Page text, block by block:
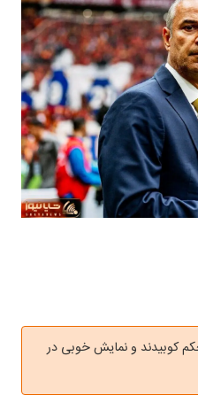
کوبیدند و نمایش خوبی در